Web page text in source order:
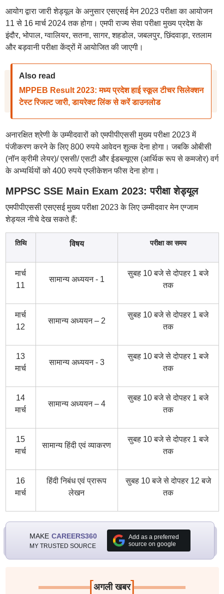
आयोग द्वारा जारी शेड्यूल के अनुसार एसएसई मेन 2023 परीक्षा का आयोजन
11 से 16 मार्च 2024 तक होगा। एमपी राज्य सेवा परीक्षा मुख्य प्रदेश के
इंदौर, भोपाल, ग्वालियर, सतना, सागर, शहडोल, जबलपुर, छिंदवाड़ा, रतलाम
और बड़वानी परीक्षा केंद्रों में आयोजित की जाएगी।
Also read
MPPEB Result 2023: मध्य प्रदेश हाई स्कूल टीचर सिलेक्शन
टेस्ट रिजल्ट जारी, डायरेक्ट लिंक से करें डाउनलोड
अनारक्षित श्रेणी के उम्मीदवारों को एमपीपीएससी मुख्य परीक्षा 2023 में
पंजीकरण करने के लिए 800 रुपये आवेदन शुल्क देना होगा। जबकि ओबीसी
(नॉन क्रीमी लेयर)/ एससी/ एसटी और ईडब्ल्यूएस (आर्थिक रूप से कमजोर) वर्ग
के अभ्यर्थियों को 400 रुपये एप्लीकेशन फीस देना होगा।
MPPSC SSE Main Exam 2023: परीक्षा शेड्यूल
एमपीपीएससी एसएसई मुख्य परीक्षा 2023 के लिए उम्मीदवार मेन एग्जाम
शेड्यल नीचे देख सकते हैं:
तिथि विषय परीक्षा का समय
मार्च
11
सामान्य अध्ययन - 1
सुबह 10 बजे से दोपहर 1 बजे
तक
मार्च
12
सामान्य अध्ययन – 2
सुबह 10 बजे से दोपहर 1 बजे
तक
13
मार्च
सामान्य अध्ययन - 3
सुबह 10 बजे से दोपहर 1 बजे
तक
14
मार्च
सामान्य अध्ययन – 4
सुबह 10 बजे से दोपहर 1 बजे
तक
15
मार्च
सामान्य हिंदी एवं व्याकरण
सुबह 10 बजे से दोपहर 1 बजे
तक
16
मार्च
हिंदी निबंध एवं प्रारूप
लेखन
सुबह 10 बजे से दोपहर 12 बजे
तक
MAKE CAREERS360
MY TRUSTED SOURCE
Add as a preferred
source on google
[अगली खबर]